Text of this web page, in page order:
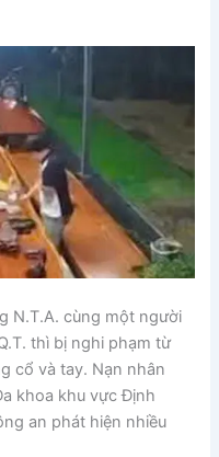
N.T.A. cùng một người
thì bị nghi phạm từ
cổ và tay. Nạn nhân
khoa khu vực Định
an phát hiện nhiều